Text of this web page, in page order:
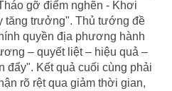
gỡ điểm nghẽn - Khơi
tăng trưởng". Thủ tướng đề
quyền địa phương hành
– quyết liệt – hiệu quả –
đẩy". Kết quả cuối cùng phải
rõ rệt qua giảm thời gian,